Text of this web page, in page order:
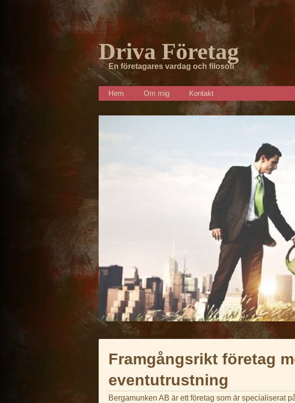
Driva Företag
En företagares vardag och filosofi
Hem Om mig Kontakt
Framgångsrikt företag
eventutrustning
Bergamunken AB är ett företag som är specialiserat